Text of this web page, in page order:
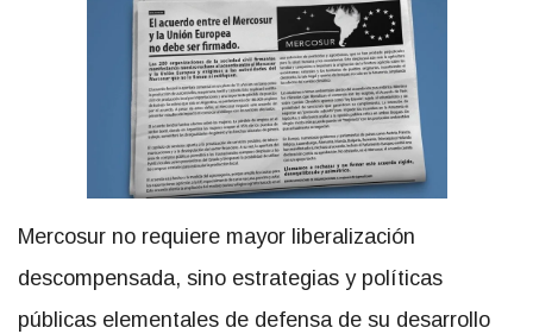
Mercosur no requiere mayor liberalización
descompensada, sino estrategias y políticas
públicas elementales de defensa de su desarrollo